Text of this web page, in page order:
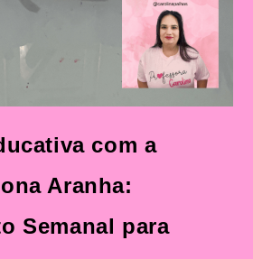
com a
Aranha:
Semanal para